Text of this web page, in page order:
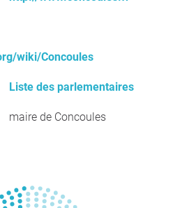
wiki/Concoules
Liste des parlementaires
maire de Concoules